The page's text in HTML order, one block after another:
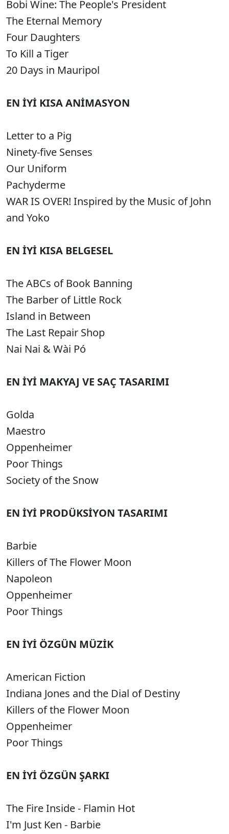
Bobi Wine: The People's President
The Eternal Memory
Four Daughters
To Kill a Tiger
20 Days in Mauripol
EN İYİ KISA ANİMASYON
Letter to a Pig
Ninety-five Senses
Our Uniform
Pachyderme
WAR IS OVER! Inspired by the Music of John
and Yoko
EN İYİ KISA BELGESEL
The ABCs of Book Banning
The Barber of Little Rock
Island in Between
The Last Repair Shop
Nai Nai & Wài Pó
EN İYİ MAKYAJ VE SAÇ TASARIMI
Golda
Maestro
Oppenheimer
Poor Things
Society of the Snow
EN İYİ PRODÜKSİYON TASARIMI
Barbie
Killers of The Flower Moon
Napoleon
Oppenheimer
Poor Things
EN İYİ ÖZGÜN MÜZİK
American Fiction
Indiana Jones and the Dial of Destiny
Killers of the Flower Moon
Oppenheimer
Poor Things
EN İYİ ÖZGÜN ŞARKI
The Fire Inside - Flamin Hot
I'm Just Ken - Barbie